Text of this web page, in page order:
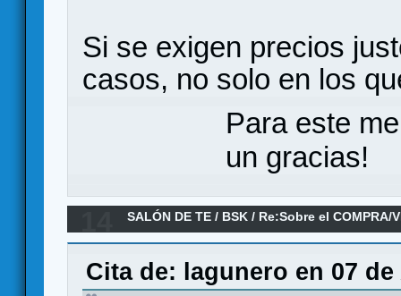
Si se exigen precios
casos, no solo en los
Para este
un gracias!
SALÓN DE TE / BSK / Re:Sobre el COMPRA/
Cita de: lagunero en 07